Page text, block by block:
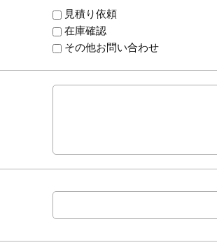
見積り依頼
在庫確認
その他お問い合わせ